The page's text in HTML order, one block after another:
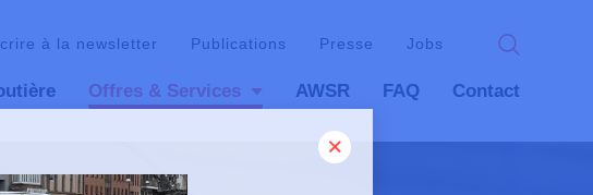
à la newsletter Publications Presse Jobs
Offres & Services AWSR FAQ Contact